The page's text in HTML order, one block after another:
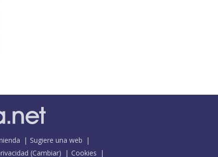
Sugiere una web
(Cambiar)
Cookies